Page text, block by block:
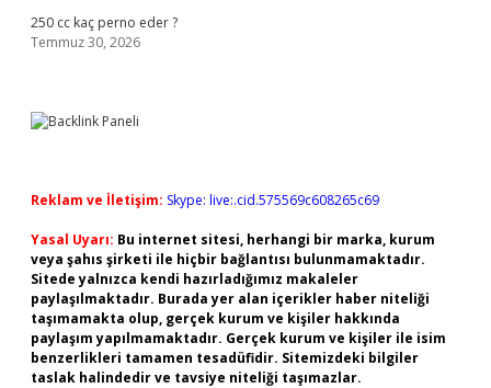
250 cc kaç perno eder ?
Temmuz 30, 2026
Reklam ve İletişim: Skype: live:.cid.575569c608265c69
Yasal Uyarı: Bu internet sitesi, herhangi bir marka, kurum
veya şahıs şirketi ile hiçbir bağlantısı bulunmamaktadır.
Sitede yalnızca kendi hazırladığımız makaleler
paylaşılmaktadır. Burada yer alan içerikler haber niteliği
taşımamakta olup, gerçek kurum ve kişiler hakkında
paylaşım yapılmamaktadır. Gerçek kurum ve kişiler ile isim
benzerlikleri tamamen tesadüfidir. Sitemizdeki bilgiler
taslak halindedir ve tavsiye niteliği taşımazlar.